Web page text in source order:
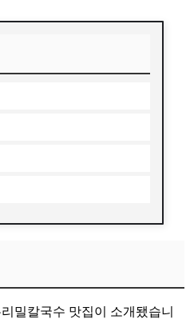
밀칼국수 맛집이 소개됐습니